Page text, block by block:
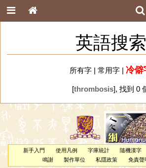
英語搜索
所有字| 常用字| 冷僻
[thrombosis], 找到 0
新手入門 使用凡例 字庫統計 隨機漢字
鳴謝
製作單位 私隱政策 免責聲